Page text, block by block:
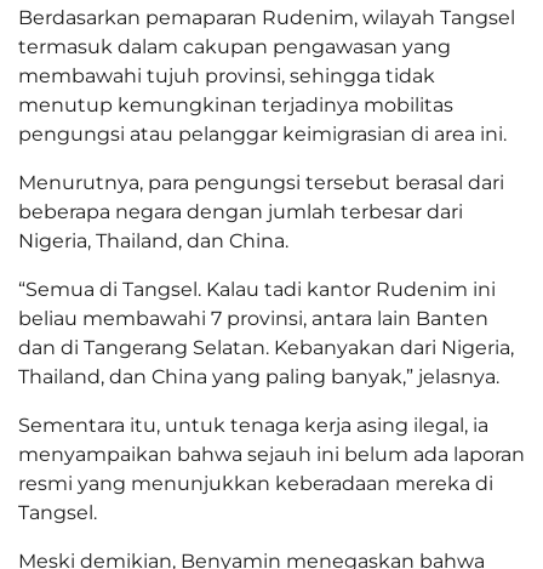
Berdasarkan pemaparan Rudenim, wilayah Tangsel
termasuk dalam cakupan pengawasan yang
membawahi tujuh provinsi, sehingga tidak
menutup kemungkinan terjadinya mobilitas
pengungsi atau pelanggar keimigrasian di area ini.
Menurutnya, para pengungsi tersebut berasal dari
beberapa negara dengan jumlah terbesar dari
Nigeria, Thailand, dan China.
“Semua di Tangsel. Kalau tadi kantor Rudenim ini
beliau membawahi 7 provinsi, antara lain Banten
dan di Tangerang Selatan. Kebanyakan dari Nigeria,
Thailand, dan China yang paling banyak,” jelasnya.
Sementara itu, untuk tenaga kerja asing ilegal, ia
menyampaikan bahwa sejauh ini belum ada laporan
resmi yang menunjukkan keberadaan mereka di
Tangsel.
Meski demikian, Benyamin menegaskan bahwa